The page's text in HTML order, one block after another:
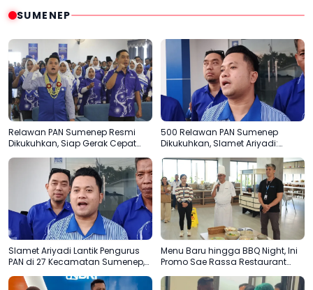
SUMENEP
Relawan PAN Sumenep Resmi
Dikukuhkan, Siap Gerak Cepat
500 Relawan PAN Sumenep
Dikukuhkan, Slamet Ariyadi:
Slamet Ariyadi Lantik Pengurus
PAN di 27 Kecamatan Sumenep,
Menu Baru hingga BBQ Night, Ini
Promo Sae Rassa Restaurant